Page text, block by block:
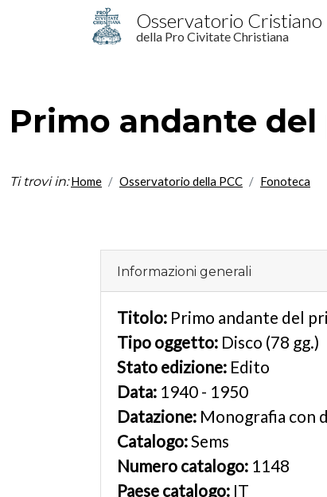
Salta al contenuto principale
Osservatorio Cristiano
della Pro Civitate Christiana
Primo andante
Ti trovi in: Home Osservatorio della PCC Fonoteca
Informazioni generali
Titolo: Primo andante del
Tipo oggetto: Disco (78 gg.)
Stato edizione: Edito
Data: 1940 - 1950
Datazione: Monografia con
Catalogo:Sems
Numero catalogo: 1148
Paese catalogo: IT